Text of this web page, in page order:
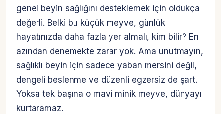
genel beyin sağlığını desteklemek için oldukça
değerli. Belki bu küçük meyve, günlük
hayatınızda daha fazla yer almalı, kim bilir? En
azından denemekte zarar yok. Ama unutmayın,
sağlıklı beyin için sadece yaban mersini değil,
dengeli beslenme ve düzenli egzersiz de şart.
Yoksa tek başına o mavi minik meyve, dünyayı
kurtaramaz.